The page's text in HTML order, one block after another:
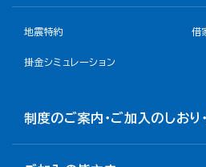
地震特約 借
掛金シミュレーション
制度のご案内・ご加入のしおり